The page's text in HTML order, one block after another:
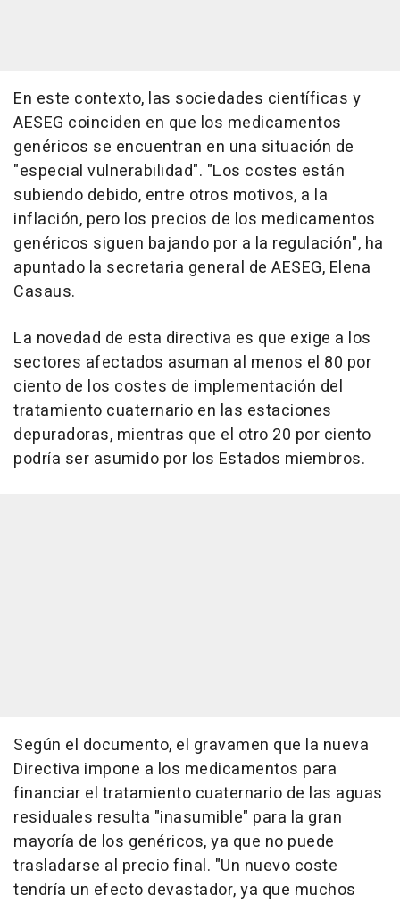
En este contexto, las sociedades científicas y
AESEG coinciden en que los medicamentos
genéricos se encuentran en una situación de
"especial vulnerabilidad". "Los costes están
subiendo debido, entre otros motivos, a la
inflación, pero los precios de los medicamentos
genéricos siguen bajando por a la regulación", ha
apuntado la secretaria general de AESEG, Elena
Casaus.
La novedad de esta directiva es que exige a los
sectores afectados asuman al menos el 80 por
ciento de los costes de implementación del
tratamiento cuaternario en las estaciones
depuradoras, mientras que el otro 20 por ciento
podría ser asumido por los Estados miembros.
Según el documento, el gravamen que la nueva
Directiva impone a los medicamentos para
financiar el tratamiento cuaternario de las aguas
residuales resulta "inasumible" para la gran
mayoría de los genéricos, ya que no puede
trasladarse al precio final. "Un nuevo coste
tendría un efecto devastador, ya que muchos